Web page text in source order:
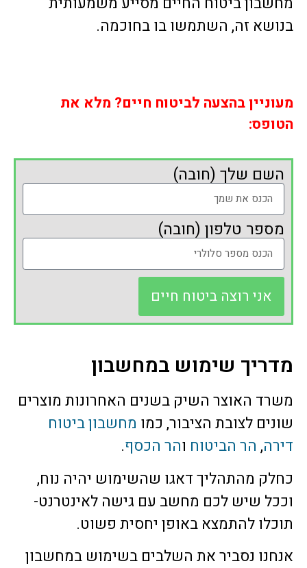
בנושא זה, השתמשו בו בחוכמה.
מעוניין בהצעה לביטוח חיים? מלא את
הטופס:
השם שלך (חובה)
מספר טלפון (חובה)
אני רוצה ביטוח חיים
מדריך שימוש במחשבון
משרד האוצר השיק בשנים האחרונות מוצרים
שונים לצובת הציבור, כמו מחשבון ביטוח
דירה, הר הביטוח והר הכסף.
כחלק מהתהליך דאגו שהשימוש יהיה נוח,
וככל שיש לכם מחשב עם גישה לאינטרנט-
תוכלו להתמצא באופן יחסית פשוט.
אנחנו נסביר את השלבים בשימוש במחשבון